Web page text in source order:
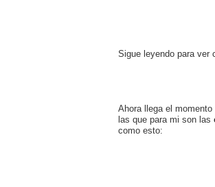
Sigue leyendo para ver
Ahora llega el momento
las que para mi son las
como esto: